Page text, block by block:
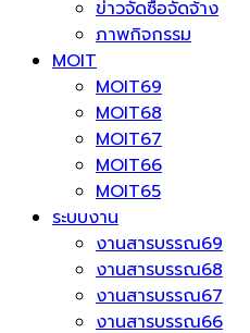
ข่าวจัดซื้อจัดจ้าง
ภาพกิจกรรม
MOIT
MOIT69
MOIT68
MOIT67
MOIT66
MOIT65
ระบบงาน
งานสารบรรณ69
งานสารบรรณ68
งานสารบรรณ67
งานสารบรรณ66